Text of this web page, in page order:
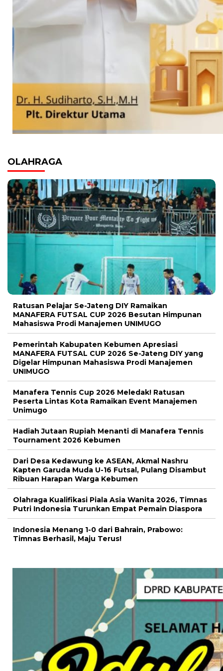
OLAHRAGA
Ratusan Pelajar Se-Jateng DIY Ramaikan
MANAFERA FUTSAL CUP 2026 Besutan Himpunan
Mahasiswa Prodi Manajemen UNIMUGO
Pemerintah Kabupaten Kebumen Apresiasi
MANAFERA FUTSAL CUP 2026 Se-Jateng DIY yang
Digelar Himpunan Mahasiswa Prodi Manajemen
UNIMUGO
Manafera Tennis Cup 2026 Meledak! Ratusan
Peserta Lintas Kota Ramaikan Event Manajemen
Unimugo
Hadiah Jutaan Rupiah Menanti di Manafera Tennis
Tournament 2026 Kebumen
Dari Desa Kedawung ke ASEAN, Akmal Nashru
Kapten Garuda Muda U-16 Futsal, Pulang Disambut
Ribuan Harapan Warga Kebumen
Olahraga Kualifikasi Piala Asia Wanita 2026, Timnas
Putri Indonesia Turunkan Empat Pemain Diaspora
Indonesia Menang 1-0 dari Bahrain, Prabowo:
Timnas Berhasil, Maju Terus!